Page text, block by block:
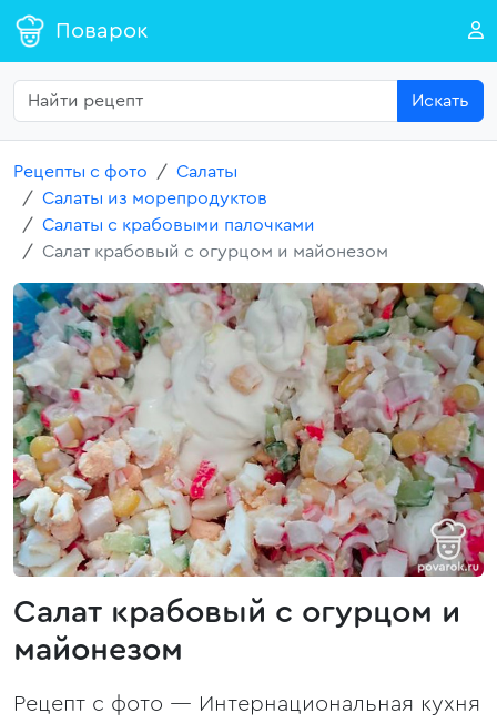
Поварок
Искать
Рецепты с фото
Салаты
Салаты из морепродуктов
Салаты с крабовыми палочками
Салат крабовый с огурцом и майонезом
Салат крабовый с огурцом и
майонезом
Рецепт с фото — Интернациональная кухня